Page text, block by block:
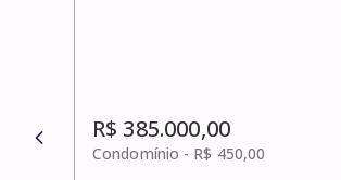
R$ 385.000,00
Condomínio - R$ 450,00